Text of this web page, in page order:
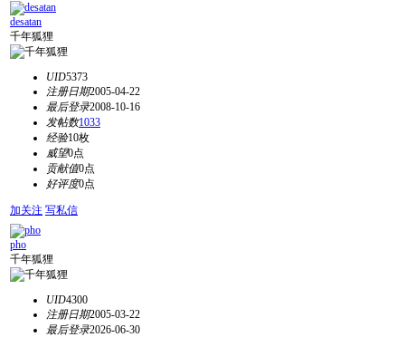
desatan
千年狐狸
UID5373
注册日期2005-04-22
最后登录2008-10-16
发帖数1033
经验10枚
威望0点
贡献值0点
好评度0点
加关注 写私信
pho
千年狐狸
UID4300
注册日期2005-03-22
最后登录2026-06-30